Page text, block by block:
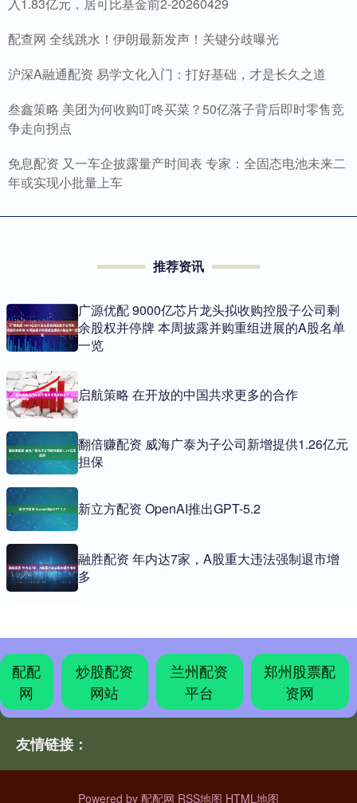
入1.83亿元，居可比基金前2-20260429
配查网 全线跳水！伊朗最新发声！关键分歧曝光
沪深A融通配资 易学文化入门：打好基础，才是长久之道
叁鑫策略 美团为何收购叮咚买菜？50亿落子背后即时零售竞
争走向拐点
免息配资 又一车企披露量产时间表 专家：全固态电池未来二
年或实现小批量上车
推荐资讯
广源优配 9000亿芯片龙头拟收购控股子公司剩
余股权并停牌 本周披露并购重组进展的A股名单
一览
启航策略 在开放的中国共求更多的合作
翻倍赚配资 威海广泰为子公司新增提供1.26亿元
担保
新立方配资 OpenAI推出GPT-5.2
融胜配资 年内达7家，A股重大违法强制退市增
多
配配
网
炒股配资
网站
兰州配资
平台
郑州股票配
资网
友情链接：
Powered by 配配网 RSS地图 HTML地图